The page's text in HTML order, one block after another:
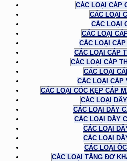
CÁC LOẠI CÁP
CÁC LOẠI
CÁC LOẠI
CÁC LOẠI
CÁC LOẠI
CÁC LOẠI CÁP
CÁC LOẠI CÁP
CÁC LOẠI
CÁC LOẠI CÁP
CÁC LOẠI CÓC KẸP CÁP
CÁC LOẠI
CÁC LOẠI DÂY
CÁC LOẠI DÂY
CÁC LOẠI
CÁC LOẠI
CÁC LOẠI
CÁC LOẠI TĂNG ĐƠ